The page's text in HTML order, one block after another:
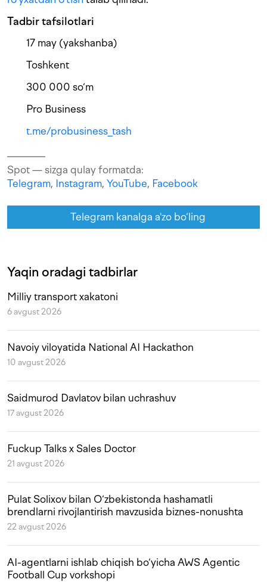
Tadbir tafsilotlari
17 may (yakshanba)
Toshkent
300 000 so‘m
Pro Business
t.me/probusiness_tash
Spot — sizga qulay formatda:
Telegram, Instagram, YouTube, Facebook
Telegram kanalga a'zo bo‘ling
Yaqin oradagi tadbirlar
Milliy transport xakatoni
6 avgust 2026
Navoiy viloyatida National AI Hackathon
10 avgust 2026
Saidmurod Davlatov bilan uchrashuv
17 avgust 2026
Fuckup Talks x Sales Doctor
21 avgust 2026
Pulat Solixov bilan O‘zbekistonda hashamatli
brendlarni rivojlantirish mavzusida biznes-nonushta
22 avgust 2026
AI-agentlarni ishlab chiqish bo‘yicha AWS Agentic
Football Cup vorkshopi